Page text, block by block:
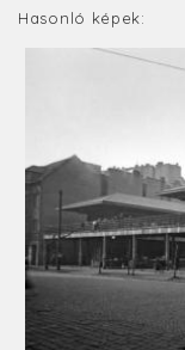
Hasonló képek: